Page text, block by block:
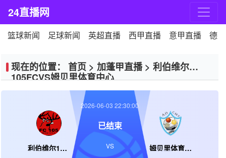
24直播网
篮球新闻 足球新闻 英超直播 西甲直播 意甲直播 德
现在的位置： 首页 > 加蓬甲直播> 利伯维尔
105FCVS姆贝里体育中心
利伯维尔105FC 姆贝里体育中心
2026-06-03 22:30:00
已结束
VS